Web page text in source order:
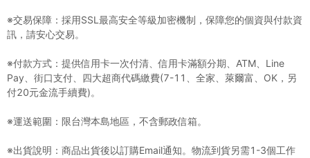
※交易保障：採用SSL最高安全等級加密機制，保障您的個資與付款資
訊，請安心交易。
※付款方式：提供信用卡一次付清、信用卡滿額分期、ATM、Line
Pay、街口支付、四大超商代碼繳費(7-11、全家、萊爾富、OK，另
付20元金流手續費)。
※運送範圍：限台灣本島地區，不含郵政信箱。
※出貨說明：商品出貨後以訂購Email通知。物流到貨另需1-3個工作